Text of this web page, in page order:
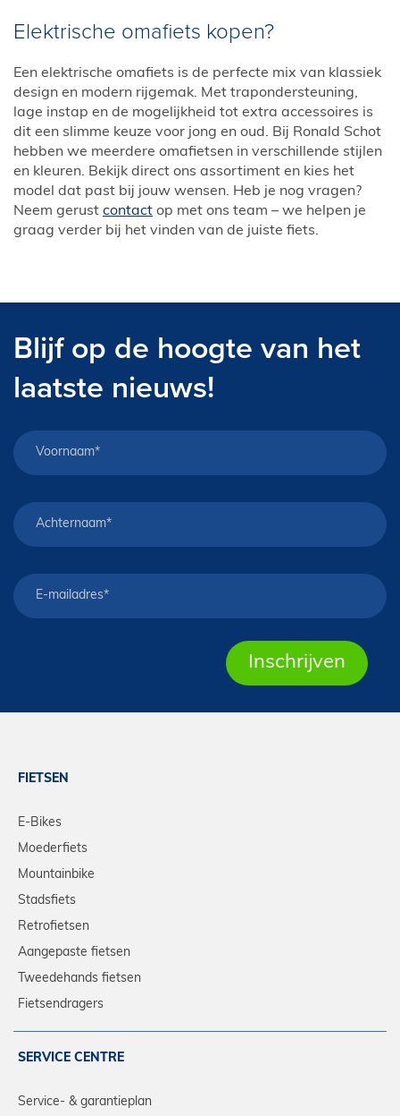
Elektrische omafiets kopen?
Een elektrische omafiets is de perfecte mix van klassiek
design en modern rijgemak. Met trapondersteuning,
lage instap en de mogelijkheid tot extra accessoires is
dit een slimme keuze voor jong en oud. Bij Ronald Schot
hebben we meerdere omafietsen in verschillende stijlen
en kleuren. Bekijk direct ons assortiment en kies het
model dat past bij jouw wensen. Heb je nog vragen?
Neem gerust contact op met ons team – we helpen je
graag verder bij het vinden van de juiste fiets.
Blijf op de hoogte van het
laatste nieuws!
FIETSEN
E-Bikes
Moederfiets
Mountainbike
Stadsfiets
Retrofietsen
Aangepaste fietsen
Tweedehands fietsen
Fietsendragers
SERVICE CENTRE
Service- & garantieplan